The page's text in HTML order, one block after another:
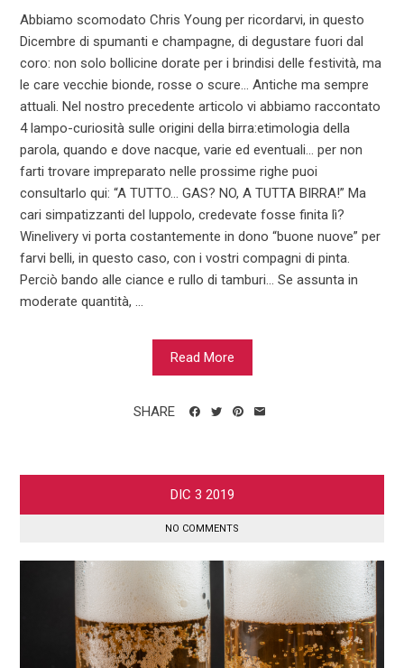
Abbiamo scomodato Chris Young per ricordarvi, in questo
Dicembre di spumanti e champagne, di degustare fuori dal
coro: non solo bollicine dorate per i brindisi delle festività, ma
le care vecchie bionde, rosse o scure… Antiche ma sempre
attuali. Nel nostro precedente articolo vi abbiamo raccontato
4 lampo-curiosità sulle origini della birra:etimologia della
parola, quando e dove nacque, varie ed eventuali… per non
farti trovare impreparato nelle prossime righe puoi
consultarlo qui: “A TUTTO… GAS? NO, A TUTTA BIRRA!” Ma
cari simpatizzanti del luppolo, credevate fosse finita lì?
Winelivery vi porta costantemente in dono “buone nuove” per
farvi belli, in questo caso, con i vostri compagni di pinta.
Perciò bando alle ciance e rullo di tamburi… Se assunta in
moderate quantità, ...
Read More
SHARE
DIC 3 2019
NO COMMENTS